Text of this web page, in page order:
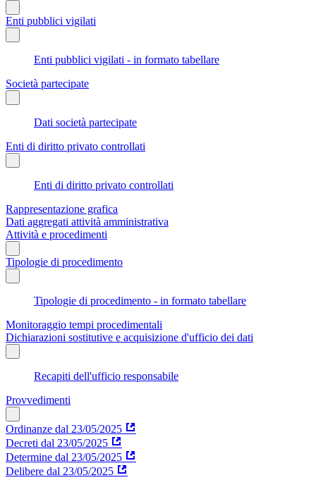
Enti pubblici vigilati
Enti pubblici vigilati - in formato tabellare
Società partecipate
Dati società partecipate
Enti di diritto privato controllati
Enti di diritto privato controllati
Rappresentazione grafica
Dati aggregati attività amministrativa
Attività e procedimenti
Tipologie di procedimento
Tipologie di procedimento - in formato tabellare
Monitoraggio tempi procedimentali
Dichiarazioni sostitutive e acquisizione d'ufficio dei dati
Recapiti dell'ufficio responsabile
Provvedimenti
Ordinanze dal 23/05/2025
Decreti dal 23/05/2025
Determine dal 23/05/2025
Delibere dal 23/05/2025